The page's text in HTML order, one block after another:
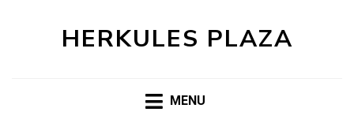
HERKULES PLAZA
MENU